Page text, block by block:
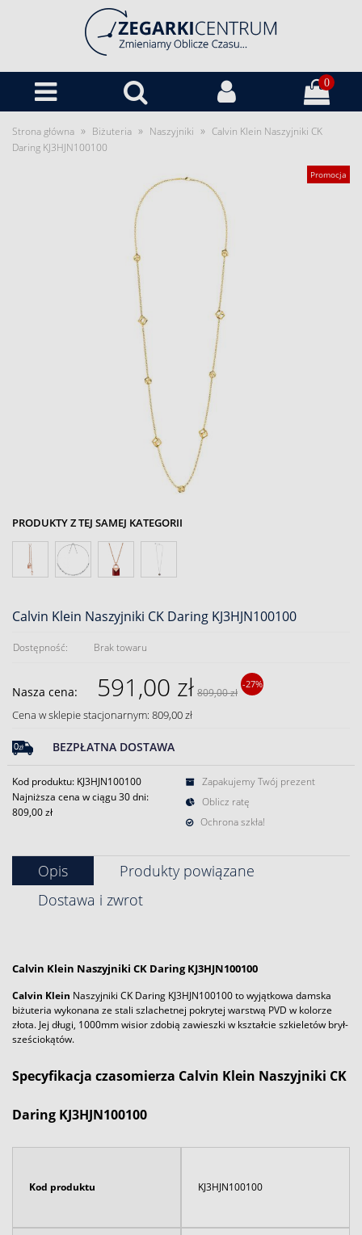
0
Strona główna » Biżuteria » Naszyjniki » Calvin Klein Naszyjniki CK
Daring KJ3HJN100100
Promocja
PRODUKTY Z TEJ SAMEJ KATEGORII
Calvin Klein Naszyjniki CK Daring KJ3HJN100100
Dostępność: Brak towaru
Nasza cena: 591,00 zł 809,00 zł
-27%
Cena w sklepie stacjonarnym: 809,00 zł
BEZPŁATNA DOSTAWA
Kod produktu: KJ3HJN100100
Najniższa cena w ciągu 30 dni:
809,00 zł
Zapakujemy Twój prezent
Oblicz ratę
Ochrona szkła!
Opis
Produkty powiązane
Dostawa i zwrot
Calvin Klein Naszyjniki CK Daring KJ3HJN100100
Calvin Klein Naszyjniki CK Daring KJ3HJN100100 to wyjątkowa damska
biżuteria wykonana ze stali szlachetnej pokrytej warstwą PVD w kolorze
złota. Jej długi, 1000mm wisior zdobią zawieszki w kształcie szkieletów brył-
sześciokątów.
Specyfikacja czasomierza Calvin Klein Naszyjniki CK
Daring KJ3HJN100100
Kod produktu KJ3HJN100100